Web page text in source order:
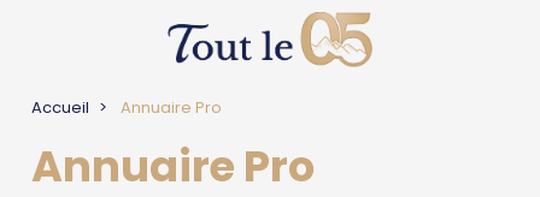
Accueil Annuaire Pro
Annuaire Pro